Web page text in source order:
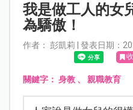
我是做工人的女
為驕傲！
作者： 彭凱莉 | 發表日期：
關鍵字： 身教、 親職教育